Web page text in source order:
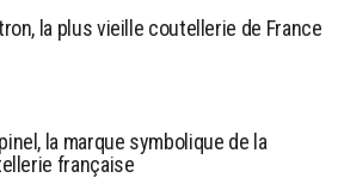
la plus vieille coutellerie de France
la marque symbolique de la
française